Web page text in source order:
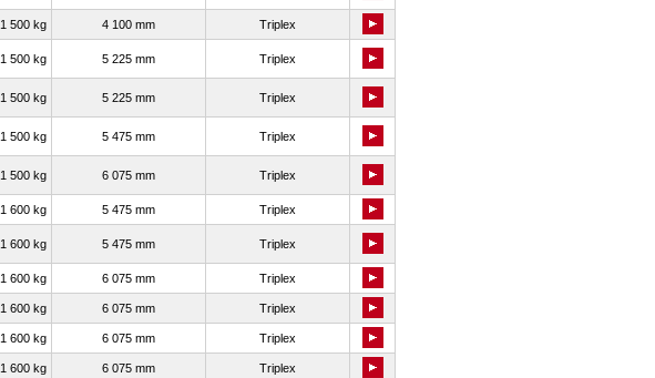
1 500 kg 4 100 mm Triplex
1 500 kg 5 225 mm Triplex
1 500 kg 5 225 mm Triplex
1 500 kg 5 475 mm Triplex
1 500 kg 6 075 mm Triplex
1 600 kg 5 475 mm Triplex
1 600 kg 5 475 mm Triplex
1 600 kg 6 075 mm Triplex
1 600 kg 6 075 mm Triplex
1 600 kg 6 075 mm Triplex
1 600 kg 6 075 mm Triplex